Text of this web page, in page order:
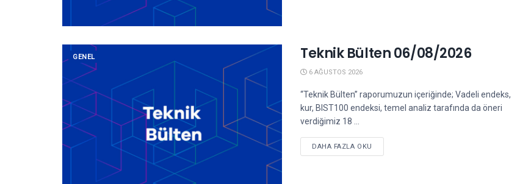
GENEL Teknik Bülten 06/08/2026
6 AĞUSTOS 2026
“Teknik Bülten” raporumuzun içeriğinde; Vadeli endeks,
kur, BIST100 endeksi, temel analiz tarafında da öneri
verdiğimiz 18 ...
DAHA FAZLA OKU